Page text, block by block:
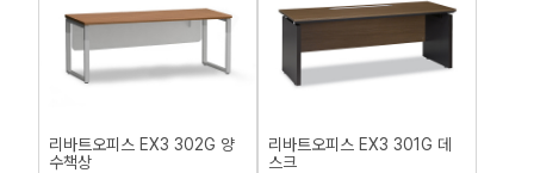
리바트오피스 EX3 302G 양
수책상
리바트오피스 EX3 301G 데
스크